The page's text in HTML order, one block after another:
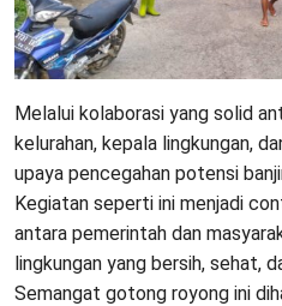
Melalui kolaborasi yang solid
kelurahan, kepala lingkungan,
upaya pencegahan potensi
Kegiatan seperti ini menjadi
antara pemerintah dan
lingkungan yang bersih, sehat,
Semangat gotong royong ini